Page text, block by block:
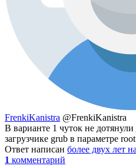
FrenkiKanistra @FrenkiKanistra
В варианте 1 чуток не
загрузчике grub в параметре
Ответ написан более двух лет
1 комментарий